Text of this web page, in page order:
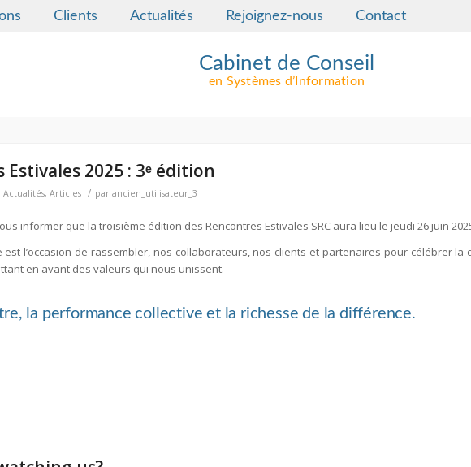
Clients Actualités Rejoignez-nous Contact
Cabinet de Conseil
en Systèmes d’Information
Estivales 2025 : 3ᵉ édition
Actualités, Articles / par ancien_utilisateur_3
informer que la troisième édition des Rencontres Estivales SRC aura lieu le jeudi 26 juin
est l’occasion de rassembler, nos collaborateurs, nos clients et partenaires pour célébrer la
en avant des valeurs qui nous unissent.
la performance collective et la richesse de la différence.